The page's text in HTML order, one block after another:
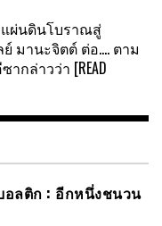
แผ่นดินโบราณสู่
มานะจิตต์ ต่อ…. ตาม
ากล่าวว่า [READ
อลติก : อีกหนึ่งชนวน